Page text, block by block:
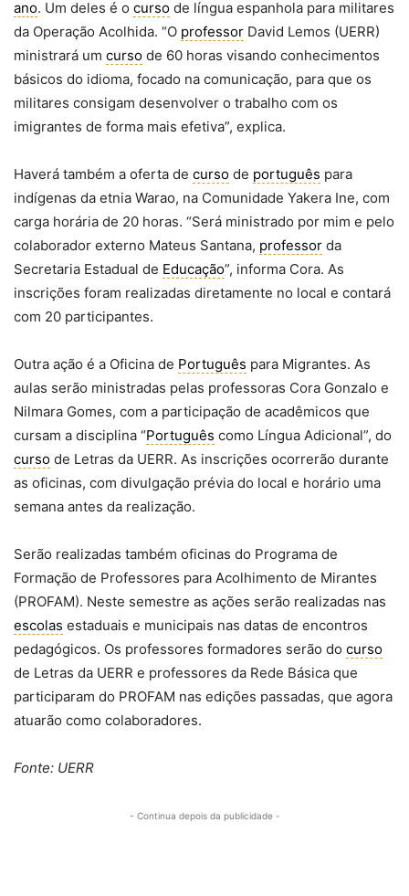
ano. Um deles é o curso de língua espanhola para militares
da Operação Acolhida. “O professor David Lemos (UERR)
ministrará um curso de 60 horas visando conhecimentos
básicos do idioma, focado na comunicação, para que os
militares consigam desenvolver o trabalho com os
imigrantes de forma mais efetiva”, explica.
Haverá também a oferta de curso de português para
indígenas da etnia Warao, na Comunidade Yakera Ine, com
carga horária de 20 horas. “Será ministrado por mim e pelo
colaborador externo Mateus Santana, professor da
Secretaria Estadual de Educação”, informa Cora. As
inscrições foram realizadas diretamente no local e contará
com 20 participantes.
Outra ação é a Oficina de Português para Migrantes. As
aulas serão ministradas pelas professoras Cora Gonzalo e
Nilmara Gomes, com a participação de acadêmicos que
cursam a disciplina “Português como Língua Adicional”, do
curso de Letras da UERR. As inscrições ocorrerão durante
as oficinas, com divulgação prévia do local e horário uma
semana antes da realização.
Serão realizadas também oficinas do Programa de
Formação de Professores para Acolhimento de Mirantes
(PROFAM). Neste semestre as ações serão realizadas nas
escolas estaduais e municipais nas datas de encontros
pedagógicos. Os professores formadores serão do curso
de Letras da UERR e professores da Rede Básica que
participaram do PROFAM nas edições passadas, que agora
atuarão como colaboradores.
Fonte: UERR
- Continua depois da publicidade -